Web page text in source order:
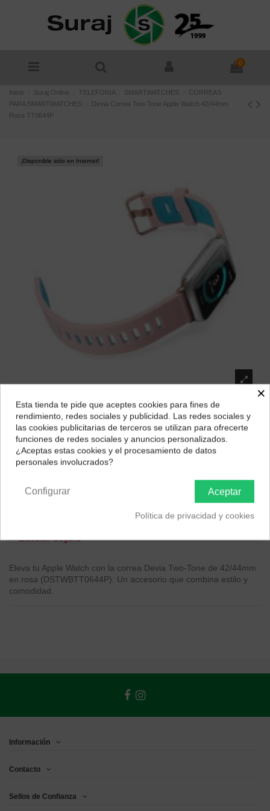
0
Inicio Suraj Online TELEFONIA SMARTWATCHES
CORREAS
PARA SMARTWATCHES
Devia Correa Two-Tone Apple Watch 42/44mm
Rosa TT0644P
¡Disponible sólo en Internet!
Devia Correa Two-Tone Apple Watch
42/44mm Rosa TT0644P
Marca: Devia
20,36 €
✓ Compradores Frecuentes lo Recomiendan
✓ Elección Segura
Eleva tu Apple Watch con la correa Devia Two-Tone de 42/44mm
en rosa (DSTWBTT0644P). Un accesorio que combina estilo y
comodidad.
Información
Contacto
Sellos de Confianza
¿Dónde deseas recibir tu pedido?
Selecciona tu ubicación para mostrarte los precios e
impuestos correctos para tu región.
×
Esta tienda te pide que aceptes cookies para fines de
rendimiento, redes sociales y publicidad. Las redes sociales y
las cookies publicitarias de terceros se utilizan para ofrecerte
funciones de redes sociales y anuncios personalizados.
¿Aceptas estas cookies y el procesamiento de datos
personales involucrados?
Aceptar
Configurar
Política de privacidad y cookies